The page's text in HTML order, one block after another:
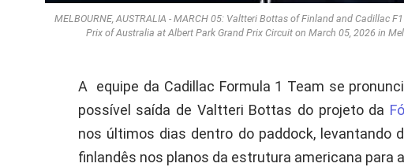
MELBOURNE, AUSTRALIA - MARCH 05: Valtteri Bottas of Finland and Cadillac
Prix of Australia at Albert Park Grand Prix Circuit on March 05, 2026 in
A equipe da Cadillac Formula 1 Team se
possível saída de Valtteri Bottas do projeto da
nos últimos dias dentro do paddock, levantando
finlandês nos planos da estrutura americana para